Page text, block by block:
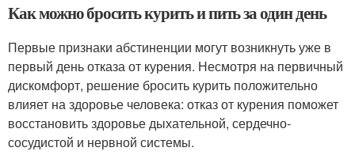
Как можно бросить курить и пить за один день
Первые признаки абстиненции могут возникнуть уже в
первый день отказа от курения. Несмотря на первичный
дискомфорт, решение бросить курить положительно
влияет на здоровье человека: отказ от курения поможет
восстановить здоровье дыхательной, сердечно-
сосудистой и нервной системы.